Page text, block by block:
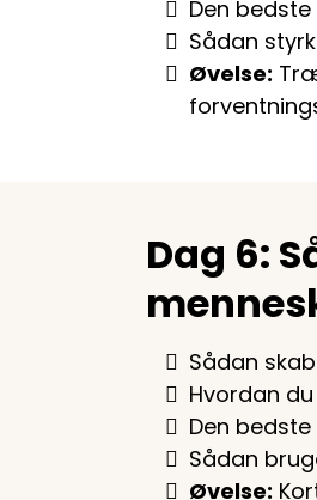
Den
Sådan
Øvelse:
Dag 6:
Sådan
Hvordan
Den
Sådan
Øvelse: